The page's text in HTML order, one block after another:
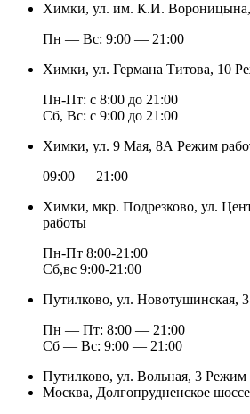
Химки, ул. им. К.И.
Пн — Вс: 9:00 — 21:00
Химки, ул. Германа Титова, 10
Пн-Пт: с 8:00 до 21:00
Сб, Вс: с 9:00 до 21:00
Химки, ул. 9 Мая, 8А Режим
09:00 — 21:00
Химки, мкр. Подрезково, ул.
работы
Пн-Пт 8:00-21:00
Сб,вс 9:00-21:00
Путилково, ул. Новотушинская, 3
Пн — Пт: 8:00 — 21:00
Сб — Вс: 9:00 — 21:00
Путилково, ул. Вольная, 3 Режим
Москва, Долгопрудненское